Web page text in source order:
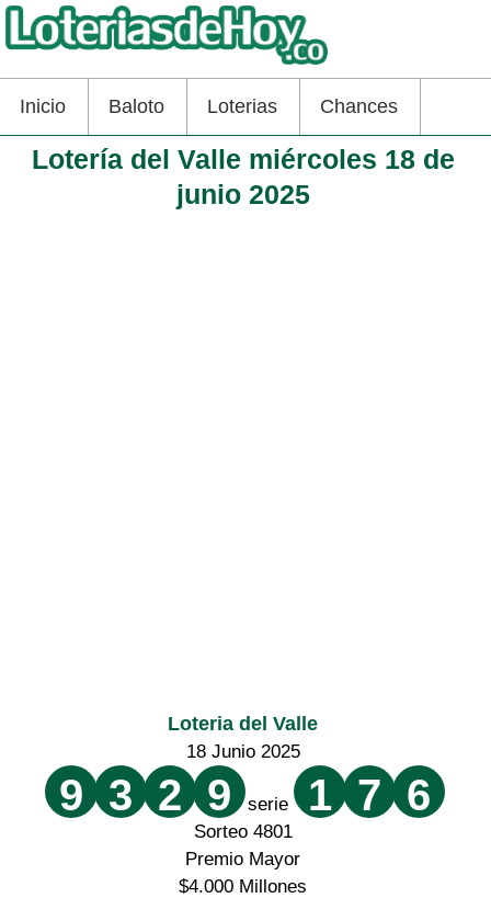
Inicio Baloto Loterias Chances
Lotería del Valle miércoles 18 de
junio 2025
Loteria del Valle
18 Junio 2025
9 3 2 9 serie 1 7 6
Sorteo 4801
Premio Mayor
$4.000 Millones